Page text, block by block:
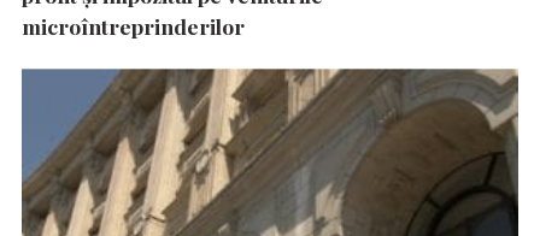
microîntreprinderilor